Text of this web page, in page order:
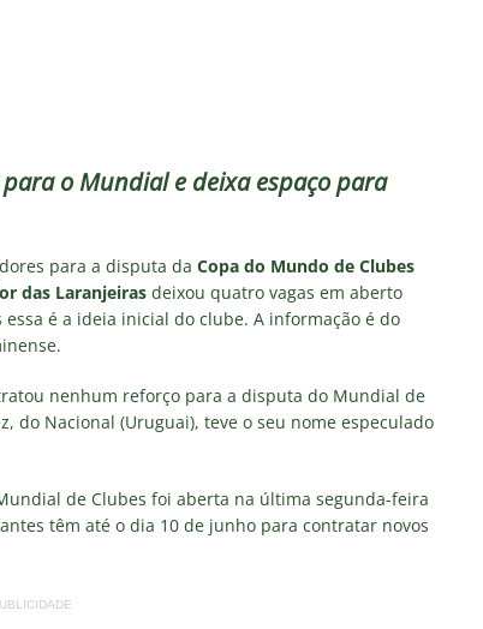
— Oitavas Copa do Brasil 2026: Palpites, Odds e
o Mundial e deixa espaço para
para a disputa da Copa do Mundo de Clubes
das Laranjeiras deixou quatro vagas em aberto
é a ideia inicial do clube. A informação é do
nenhum reforço para a disputa do Mundial de
do Nacional (Uruguai), teve o seu nome especulado
de Clubes foi aberta na última segunda-feira
têm até o dia 10 de junho para contratar novos